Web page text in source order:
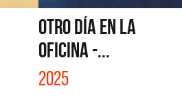
OTRO DÍA EN LA
OFICINA -...
2025